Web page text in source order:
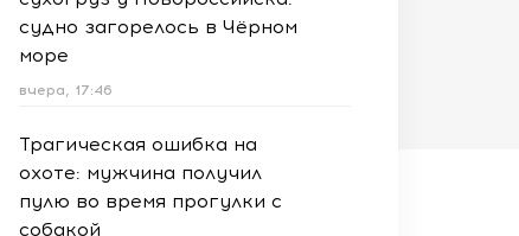
судно загорелось в Чёрном
море
вчера, 17:46
Трагическая ошибка на
охоте: мужчина получил
пулю во время прогулки с
собакой